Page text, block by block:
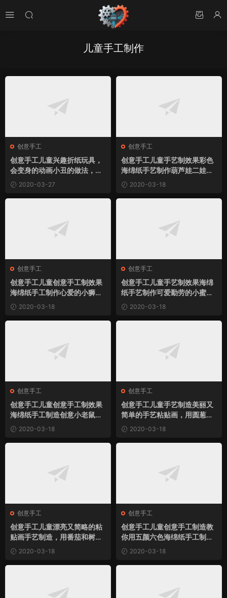
儿童手工制作
创意手工
创意手工儿童兴趣折纸玩具，
会变身的动画小丑的做法，很
好玩哦！小制作
2020-03-27
创意手工
创意手工儿童手艺制效果彩色
海绵纸手艺制作葫芦娃二娃千
里眼粘贴画小制作
2020-03-18
创意手工
创意手工儿童创意手工制效果
海绵纸手工制作心爱的小狮子
粘贴画小制作
2020-03-18
创意手工
创意手工儿童手艺制效果海绵
纸手艺制作可爱勤劳的小蜜蜂
粘贴画小制作
2020-03-18
创意手工
创意手工儿童创意手工制效果
海绵纸手工制造创意小老鼠粘
贴画小制作
2020-03-18
创意手工
创意手工儿童手艺制造美丽又
简单的手艺粘贴画，用圆葱和
树叶手艺制造心爱的蝴蝶小制
作
2020-03-18
创意手工
创意手工儿童漂亮又简略的粘
贴画手艺制造，用番茄和树叶
构思拼贴制造小蝴蝶小制作
2020-03-18
创意手工
创意手工儿童创意手工制造教
你用五颜六色海绵纸手工制造
儿童粘贴画七星瓢虫小制作
2020-03-18